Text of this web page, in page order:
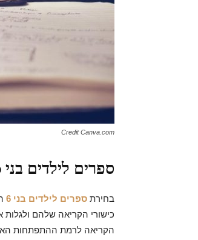
Credit Canva.com
ספרים לילדים בני 6
בחירת ספרים לילדים בני 6
כישורי הקריאה שלהם
הקריאה לרמת ההתפתחות